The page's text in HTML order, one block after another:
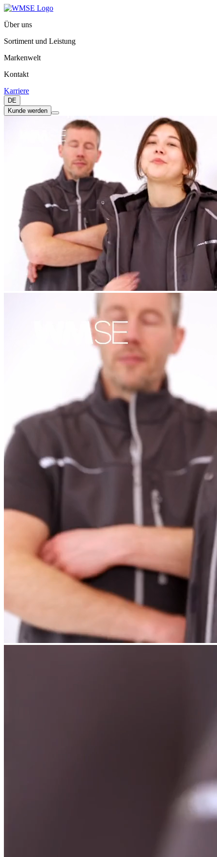
Über uns
Sortiment und Leistung
Markenwelt
Kontakt
Karriere
DE
Kunde werden